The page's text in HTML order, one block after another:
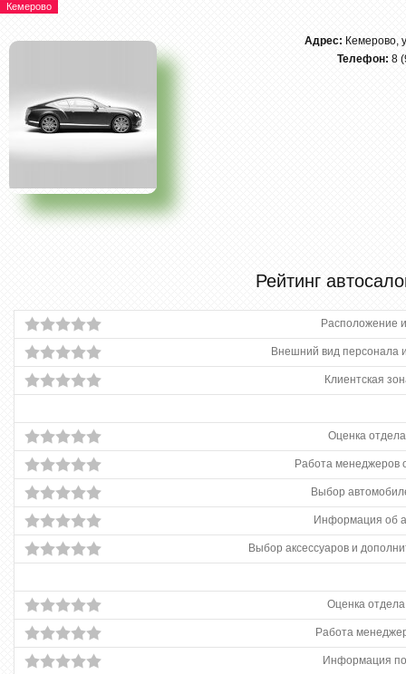
Кемерово
Адрес: Кемерово,
Телефон: 8
Рейтинг
Расположение
Внешний вид персонала
Клиентская
Оценка
Работа менеджеров
Выбор
Информация об
Выбор аксессуаров и
Оценка
Работа
Информация